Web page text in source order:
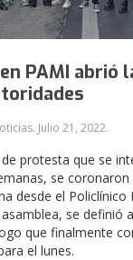
PAMI abrió
Julio 21, 2022.
protesta que se
se
desde el Policlínico
asamblea, se definió
que finalmente
el lunes.